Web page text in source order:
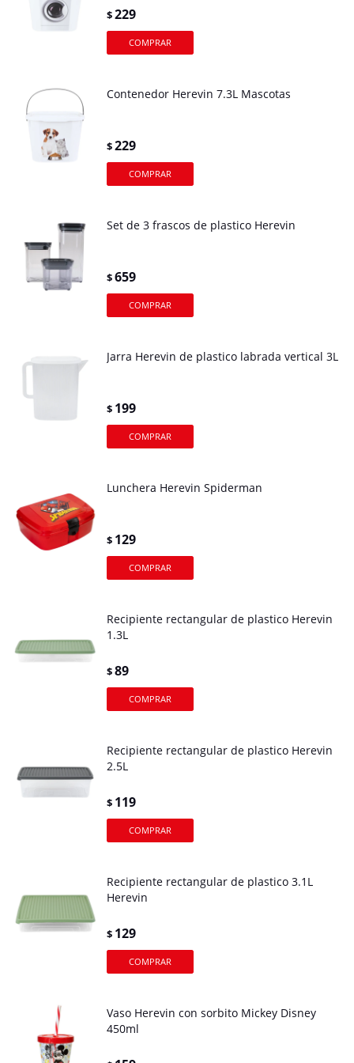
$229
Contenedor Herevin 7.3L Mascotas
$229
Set de 3 frascos de plastico Herevin
$659
Jarra Herevin de plastico labrada vertical 3L
$ 199
Lunchera Herevin Spiderman
$ 129
Recipiente rectangular de plastico Herevin
1.3L
$89
Recipiente rectangular de plastico Herevin
2.5L
$ 119
Recipiente rectangular de plastico 3.1L
Herevin
$ 129
Vaso Herevin con sorbito Mickey Disney
450ml